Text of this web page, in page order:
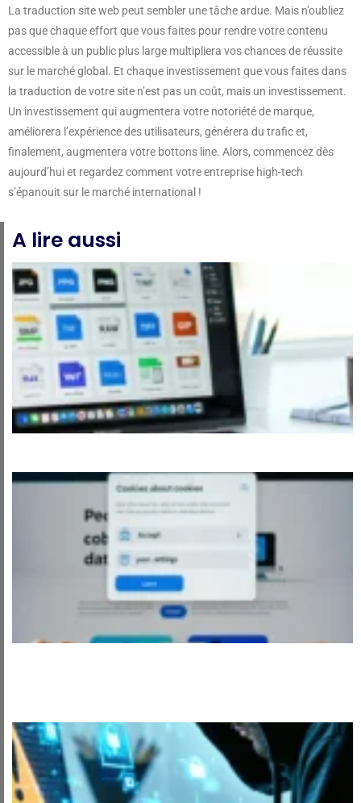
La traduction site web peut sembler une tâche ardue. Mais n’oubliez
pas que chaque effort que vous faites pour rendre votre contenu
accessible à un public plus large multipliera vos chances de réussite
sur le marché global. Et chaque investissement que vous faites dans
la traduction de votre site n’est pas un coût, mais un investissement.
Un investissement qui augmentera votre notoriété de marque,
améliorera l’expérience des utilisateurs, générera du trafic et,
finalement, augmentera votre bottons line. Alors, commencez dès
aujourd’hui et regardez comment votre entreprise high-tech
s’épanouit sur le marché international !
A lire aussi